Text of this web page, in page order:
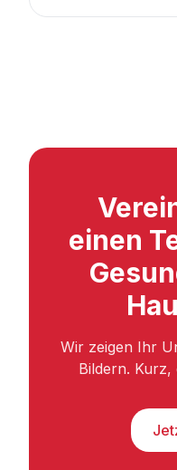
einen
Wir zeigen Ihr
Bildern.